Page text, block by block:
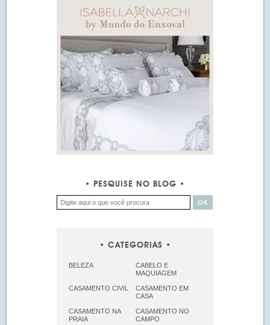
PESQUISE NO BLOG
CATEGORIAS
BELEZA
CABELO E
MAQUIAGEM
CASAMENTO CIVIL
CASAMENTO EM
CASA
CASAMENTO NA
PRAIA
CASAMENTO NO
CAMPO